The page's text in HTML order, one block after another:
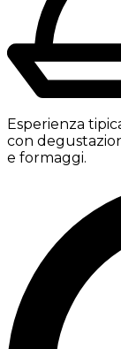
Esperienza
con
e formaggi.